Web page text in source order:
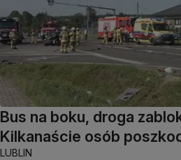
Bus na boku, droga
Kilkanaście osób
LUBLIN